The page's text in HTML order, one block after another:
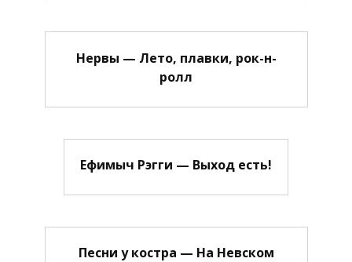
Нервы — Лето, плавки, рок-н-
ролл
Ефимыч Рэгги — Выход есть!
Песни у костра — На Невском